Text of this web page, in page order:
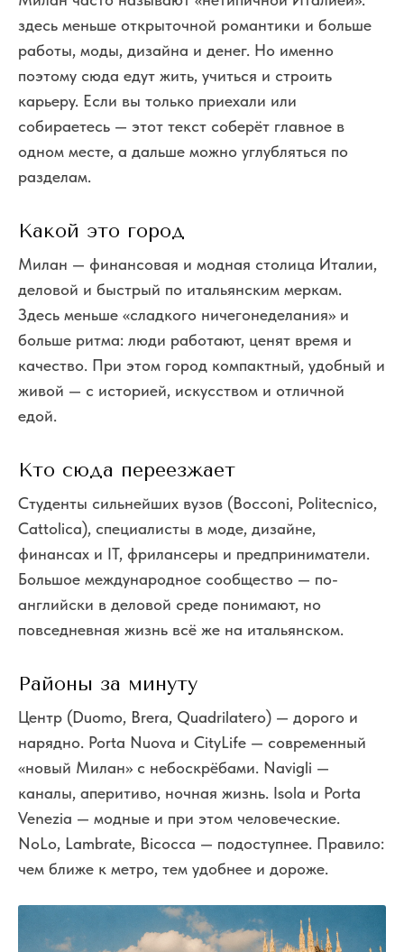
здесь меньше открыточной романтики и больше
работы, моды, дизайна и денег. Но именно
поэтому сюда едут жить, учиться и строить
карьеру. Если вы только приехали или
собираетесь — этот текст соберёт главное в
одном месте, а дальше можно углубляться по
разделам.
Какой это город
Милан — финансовая и модная столица Италии,
деловой и быстрый по итальянским меркам.
Здесь меньше «сладкого ничегонеделания» и
больше ритма: люди работают, ценят время и
качество. При этом город компактный, удобный и
живой — с историей, искусством и отличной
едой.
Кто сюда переезжает
Студенты сильнейших вузов (Bocconi, Politecnico,
Cattolica), специалисты в моде, дизайне,
финансах и IT, фрилансеры и предприниматели.
Большое международное сообщество — по-
английски в деловой среде понимают, но
повседневная жизнь всё же на итальянском.
Районы за минуту
Центр (Duomo, Brera, Quadrilatero) — дорого и
нарядно. Porta Nuova и CityLife — современный
«новый Милан» с небоскрёбами. Navigli —
каналы, аперитиво, ночная жизнь. Isola и Porta
Venezia — модные и при этом человеческие.
NoLo, Lambrate, Bicocca — подоступнее. Правило:
чем ближе к метро, тем удобнее и дороже.